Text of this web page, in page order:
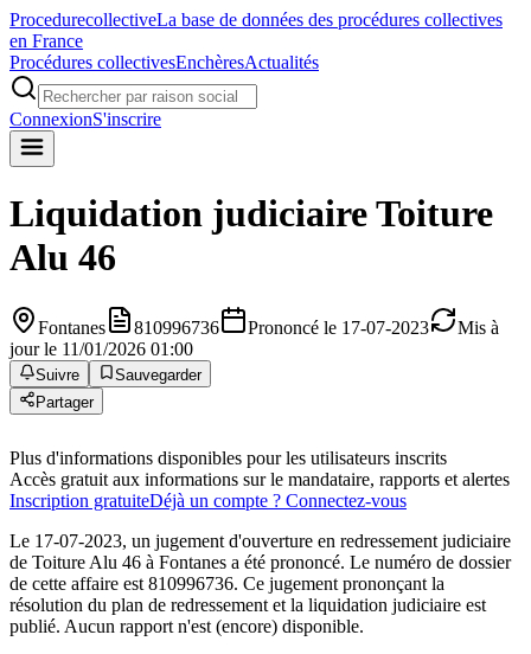
ProcedurecollectiveLa base de données des procédures collectives
en France
Procédures collectivesEnchèresActualités
ConnexionS'inscrire
Liquidation judiciaireToiture
Alu 46
Fontanes 810996736 Prononcé le 17-07-2023
Mis à
jour le 11/01/2026 01:00
Suivre
Sauvegarder
Partager
Plus d'informations disponibles pour les utilisateurs inscrits
Accès gratuit aux informations sur le mandataire, rapports et alertes
Inscription gratuiteDéjà un compte ? Connectez-vous
Le 17-07-2023, un jugement d'ouverture en redressement judiciaire
de Toiture Alu 46 à Fontanes a été prononcé. Le numéro de dossier
de cette affaire est 810996736. Ce jugement prononçant la
résolution du plan de redressement et la liquidation judiciaire est
publié. Aucun rapport n'est (encore) disponible.